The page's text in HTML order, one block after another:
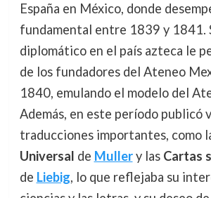
España en México, donde
fundamental entre 1839 y 1841.
diplomático en el país azteca le
de los fundadores del Ateneo
1840, emulando el modelo del
Además, en este período publicó
traducciones importantes, como
Universal de Mullery las Cartas
de Liebig, lo que reflejaba su